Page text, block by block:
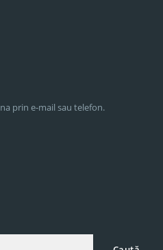
prin e-mail sau telefon.